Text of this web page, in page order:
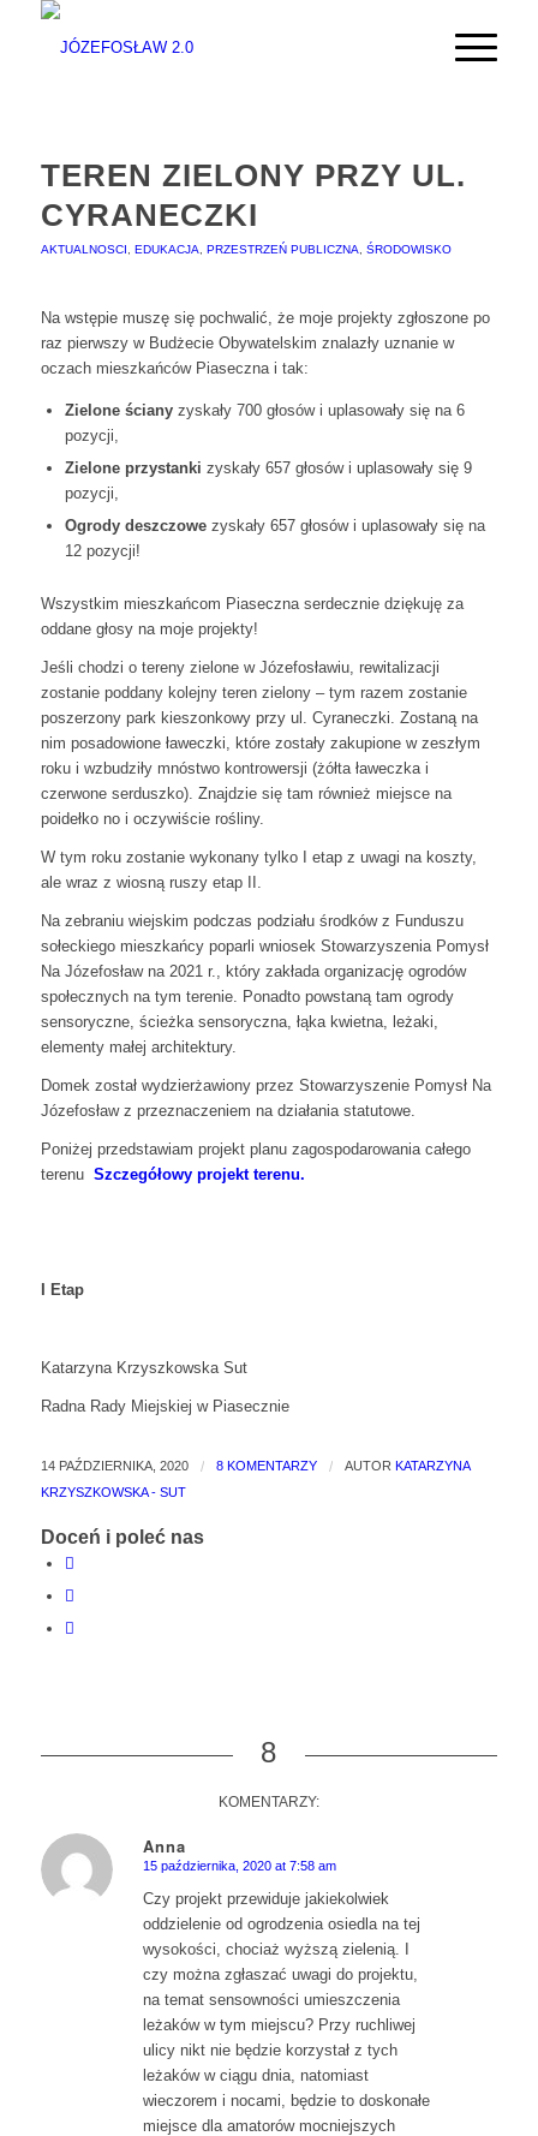
TEREN ZIELONY PRZY UL.
CYRANECZKI
AKTUALNOSCI EDUKACJA PRZESTRZEŃ PUBLICZNA ŚRODOWISKO
Na wstępie muszę się pochwalić, że moje projekty zgłoszone po
raz pierwszy w Budżecie Obywatelskim znalazły uznanie w
oczach mieszkańców Piaseczna i tak:
Zielone ścianyzyskały 700 głosów i uplasowały się na 6
pozycji,
Zielone przystanki zyskały 657 głosów i uplasowały się 9
pozycji,
Ogrody deszczowezyskały 657 głosów i uplasowały się na
12 pozycji!
Wszystkim mieszkańcom Piaseczna serdecznie dziękuję za
oddane głosy na moje projekty!
Jeśli chodzi o tereny zielone w Józefosławiu, rewitalizacji
zostanie poddany kolejny teren zielony – tym razem zostanie
poszerzony park kieszonkowy przy ul. Cyraneczki. Zostaną na
nim posadowione ławeczki, które zostały zakupione w zeszłym
roku i wzbudziły mnóstwo kontrowersji (żółta ławeczka i
czerwone serduszko). Znajdzie się tam również miejsce na
poidełko no i oczywiście rośliny.
W tym roku zostanie wykonany tylko I etap z uwagi na koszty,
ale wraz z wiosną ruszy etap II.
Na zebraniu wiejskim podczas podziału środków z Funduszu
sołeckiego mieszkańcy poparli wniosek Stowarzyszenia Pomysł
Na Józefosław na 2021 r., który zakłada organizację ogrodów
społecznych na tym terenie. Ponadto powstaną tam ogrody
sensoryczne, ścieżka sensoryczna, łąka kwietna, leżaki,
elementy małej architektury.
Domek został wydzierżawiony przez Stowarzyszenie Pomysł Na
Józefosław z przeznaczeniem na działania statutowe.
Poniżej przedstawiam projekt planu zagospodarowania całego
terenu Szczegółowy projekt terenu.
I Etap
Katarzyna Krzyszkowska Sut
Radna Rady Miejskiej w Piasecznie
14 PAŹDZIERNIKA, 2020 / 8 KOMENTARZY / AUTOR KATARZYNA
KRZYSZKOWSKA - SUT
Doceń i poleć nas
8
KOMENTARZY:
Anna
says:
15 października, 2020 at 7:58 am
Czy projekt przewiduje jakiekolwiek
oddzielenie od ogrodzenia osiedla na tej
wysokości, chociaż wyższą zielenią. I
czy można zgłaszać uwagi do projektu,
na temat sensowności umieszczenia
leżaków w tym miejscu? Przy ruchliwej
ulicy nikt nie będzie korzystał z tych
leżaków w ciągu dnia, natomiast
wieczorem i nocami, będzie to doskonałe
miejsce dla amatorów mocniejszych